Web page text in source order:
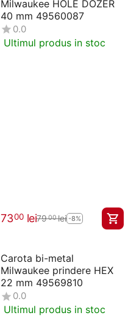
Milwaukee HOLE DOZER
40 mm 49560087
0.0
Ultimul produs in stoc
7300 lei7900lei -8%
Carota bi-metal
Milwaukee prindere HEX
22 mm 49569810
0.0
Ultimul produs in stoc